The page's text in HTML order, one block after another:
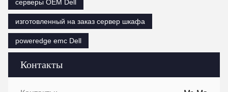
Контакты
серверы OEM Dell
изготовленный на заказ сервер шкафа
poweredge emc Dell